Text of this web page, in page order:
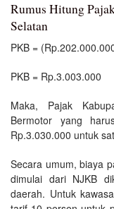
Rumus Hitung
Selatan
PKB =
PKB = Rp.3.003.000
Maka, Pajak
Bermotor yang
Rp.3.030.000 untuk
Secara umum, biaya
dimulai dari NJKB
daerah. Untuk